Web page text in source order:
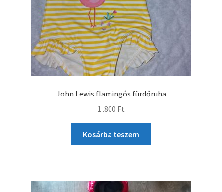
John Lewis flamingós fürdőruha
1 .800 Ft
Kosárba teszem